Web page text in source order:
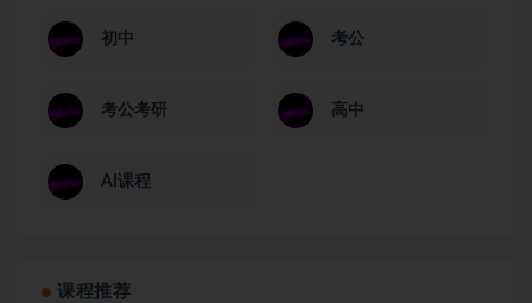
初中 考公
考公考研 高中
AI课程
课程推荐